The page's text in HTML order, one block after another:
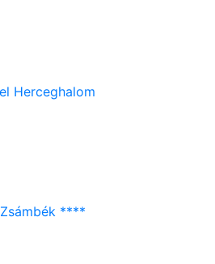
Herceghalom
****